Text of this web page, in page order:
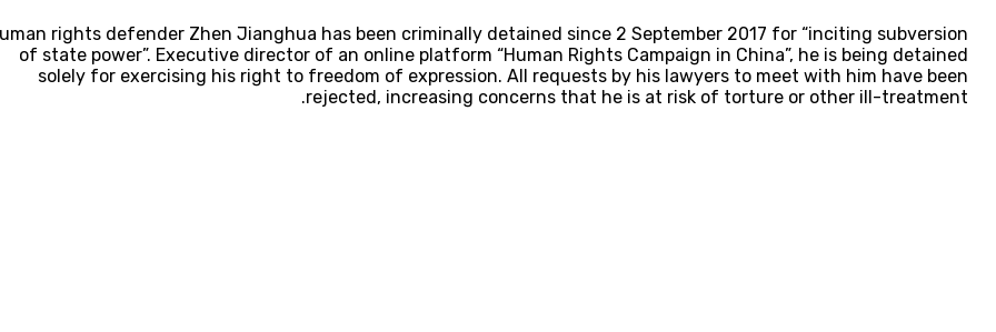
rights defender Zhen Jianghua has been criminally detained since 2 September 2017 for “inciting subversion
of state power”. Executive director of an online platform “Human Rights Campaign in China”, he is being detained
solely for exercising his right to freedom of expression. All requests by his lawyers to meet with him have been
rejected, increasing concerns that he is at risk of torture or other ill-treatment.